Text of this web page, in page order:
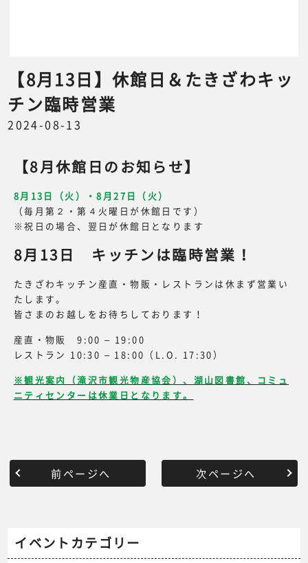
【8月13日】休館日＆たきざわキッ
チン臨時営業
2024-08-13
【8月休館日のお知らせ】
8月13日（火）・8月27日（火）
（毎月第２・第４火曜日が休館日です）
※祝日の場合、翌日が休館日となります
8月13日 キッチンは臨時営業！
たきざわキッチン産直・物販・レストランは休まず営業い
たします。
皆さまのお越しをお待ちしております！
産直・物販 9:00 – 19:00
レストラン 10:30 – 18:00（L.O. 17:30）
※観光案内（滝沢市観光物産協会）、湖山図書館、コミュ
ニティセンターは休業日となります。
前ページへ 次ページへ
イベントカテゴリー